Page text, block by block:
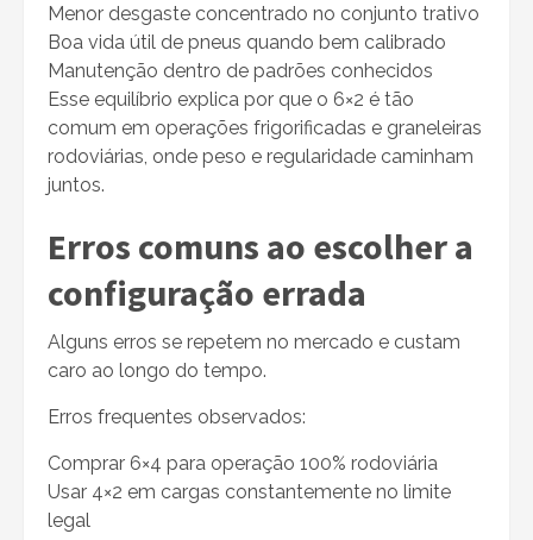
Menor desgaste concentrado no conjunto trativo
Boa vida útil de pneus quando bem calibrado
Manutenção dentro de padrões conhecidos
Esse equilíbrio explica por que o 6×2 é tão
comum em operações frigorificadas e graneleiras
rodoviárias, onde peso e regularidade caminham
juntos.
Erros comuns ao escolher a
configuração errada
Alguns erros se repetem no mercado e custam
caro ao longo do tempo.
Erros frequentes observados:
Comprar 6×4 para operação 100% rodoviária
Usar 4×2 em cargas constantemente no limite
legal